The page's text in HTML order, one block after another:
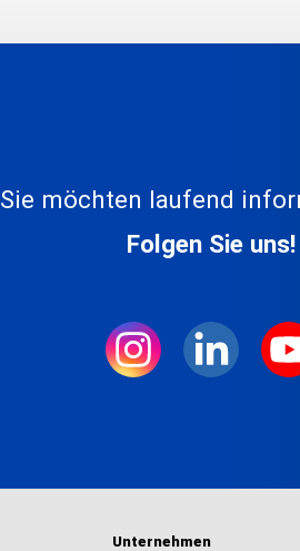
Sie möchten laufend
Folgen Sie uns!
Unternehmen